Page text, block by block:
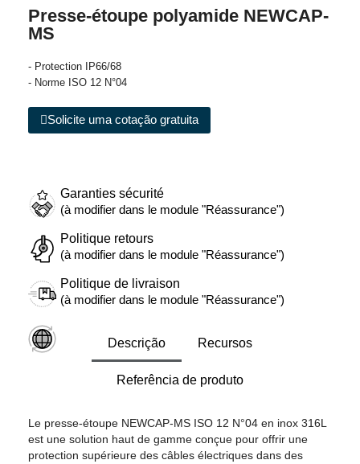
Presse-étoupe polyamide NEWCAP-
MS
- Protection IP66/68
- Norme ISO 12 N°04
Solicite uma cotação gratuita
Garanties sécurité
(à modifier dans le module "Réassurance")
Politique retours
(à modifier dans le module "Réassurance")
Politique de livraison
(à modifier dans le module "Réassurance")
Descrição Recursos
Referência de produto
Le presse-étoupe NEWCAP-MS ISO 12 N°04 en inox 316L
est une solution haut de gamme conçue pour offrir une
protection supérieure des câbles électriques dans des